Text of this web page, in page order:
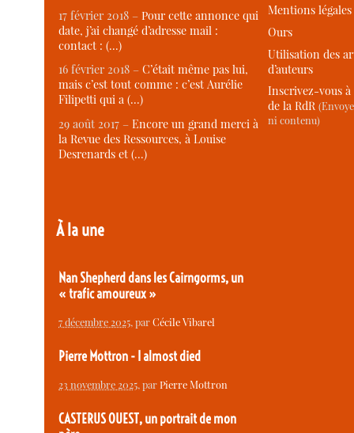
17 février 2018 –Pour cette annonce qui
date, j’ai changé d’adresse mail :
contact : (…)
16 février 2018 –C’était même pas lui,
mais c’est tout comme : c’est Aurélie
Filipetti qui a (…)
29 août 2017 –Encore un grand merci à
la Revue des Ressources, à Louise
Desrenards et (…)
À la une
Nan Shepherd dans les Cairngorms, un
« trafic amoureux »
7 décembre 2025, parCécile Vibarel
Pierre Mottron - I almost died
23 novembre 2025, parPierre Mottron
CASTERUS OUEST, un portrait de mon
Mentions légales
Ours
Utilisation des
d’auteurs
Inscrivez-vous
de la RdR
ni contenu)